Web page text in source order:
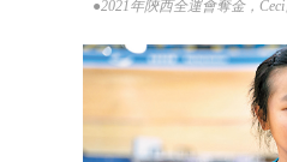
●2021年陝西全運會奪金，